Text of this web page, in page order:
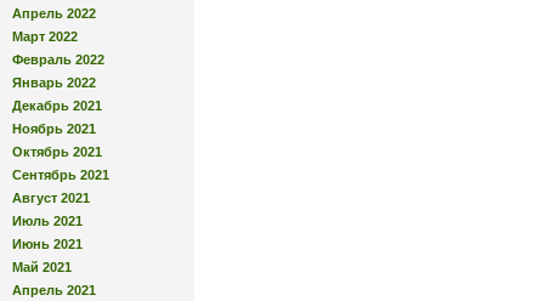
Апрель 2022
Март 2022
Февраль 2022
Январь 2022
Декабрь 2021
Ноябрь 2021
Октябрь 2021
Сентябрь 2021
Август 2021
Июль 2021
Июнь 2021
Май 2021
Апрель 2021